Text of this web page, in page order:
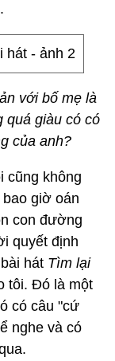
với bố mẹ là
quá giàu có có
của anh?
cũng không
giờ oán
con đường
quyết định
hát Tìm lại
tôi. Đó là một
có câu "cứ
nghe và có